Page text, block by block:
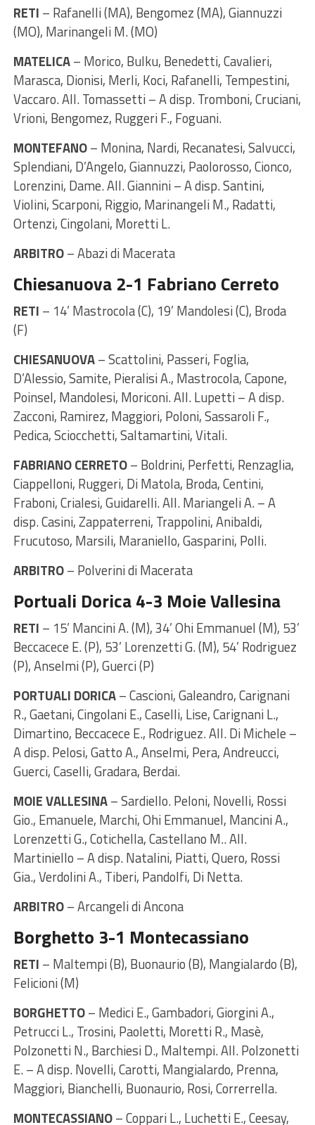
RETI – Rafanelli (MA), Bengomez (MA), Giannuzzi
(MO), Marinangeli M. (MO)
MATELICA– Morico, Bulku, Benedetti, Cavalieri,
Marasca, Dionisi, Merli, Koci, Rafanelli, Tempestini,
Vaccaro. All. Tomassetti – A disp. Tromboni, Cruciani,
Vrioni, Bengomez, Ruggeri F., Foguani.
MONTEFANO– Monina, Nardi, Recanatesi, Salvucci,
Splendiani, D’Angelo, Giannuzzi, Paolorosso, Cionco,
Lorenzini, Dame. All. Giannini – A disp. Santini,
Violini, Scarponi, Riggio, Marinangeli M., Radatti,
Ortenzi, Cingolani, Moretti L.
ARBITRO– Abazi di Macerata
Chiesanuova 2-1 Fabriano Cerreto
RETI – 14’ Mastrocola (C), 19’ Mandolesi (C), Broda
(F)
CHIESANUOVA– Scattolini, Passeri, Foglia,
D’Alessio, Samite, Pieralisi A., Mastrocola, Capone,
Poinsel, Mandolesi, Moriconi. All. Lupetti – A disp.
Zacconi, Ramirez, Maggiori, Poloni, Sassaroli F.,
Pedica, Sciocchetti, Saltamartini, Vitali.
FABRIANO CERRETO– Boldrini, Perfetti, Renzaglia,
Ciappelloni, Ruggeri, Di Matola, Broda, Centini,
Fraboni, Crialesi, Guidarelli. All. Mariangeli A. – A
disp. Casini, Zappaterreni, Trappolini, Anibaldi,
Frucutoso, Marsili, Maraniello, Gasparini, Polli.
ARBITRO– Polverini di Macerata
Portuali Dorica 4-3 Moie Vallesina
RETI – 15’ Mancini A. (M), 34’ Ohi Emmanuel (M), 53’
Beccacece E. (P), 53’ Lorenzetti G. (M), 54’ Rodriguez
(P), Anselmi (P), Guerci (P)
PORTUALI DORICA– Cascioni, Galeandro, Carignani
R., Gaetani, Cingolani E., Caselli, Lise, Carignani L.,
Dimartino, Beccacece E., Rodriguez. All. Di Michele –
A disp. Pelosi, Gatto A., Anselmi, Pera, Andreucci,
Guerci, Caselli, Gradara, Berdai.
MOIE VALLESINA– Sardiello. Peloni, Novelli, Rossi
Gio., Emanuele, Marchi, Ohi Emmanuel, Mancini A.,
Lorenzetti G., Cotichella, Castellano M.. All.
Martiniello – A disp. Natalini, Piatti, Quero, Rossi
Gia., Verdolini A., Tiberi, Pandolfi, Di Netta.
ARBITRO– Arcangeli di Ancona
Borghetto 3-1 Montecassiano
RETI – Maltempi (B), Buonaurio (B), Mangialardo (B),
Felicioni (M)
BORGHETTO– Medici E., Gambadori, Giorgini A.,
Petrucci L., Trosini, Paoletti, Moretti R., Masè,
Polzonetti N., Barchiesi D., Maltempi. All. Polzonetti
E. – A disp. Novelli, Carotti, Mangialardo, Prenna,
Maggiori, Bianchelli, Buonaurio, Rosi, Correrrella.
MONTECASSIANO– Coppari L., Luchetti E., Ceesay,